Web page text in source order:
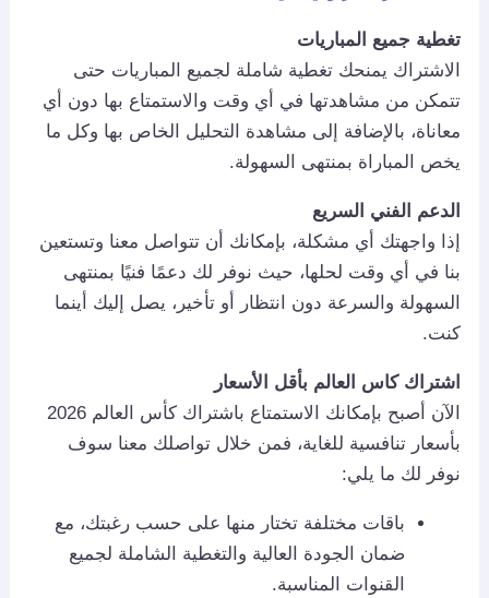
تغطية جميع المباريات
الاشتراك يمنحك تغطية شاملة لجميع المباريات حتى
تتمكن من مشاهدتها في أي وقت والاستمتاع بها دون أي
معاناة، بالإضافة إلى مشاهدة التحليل الخاص بها وكل ما
يخص المباراة بمنتهى السهولة.
الدعم الفني السريع
إذا واجهتك أي مشكلة، بإمكانك أن تتواصل معنا وتستعين
بنا في أي وقت لحلها، حيث نوفر لك دعمًا فنيًا بمنتهى
السهولة والسرعة دون انتظار أو تأخير، يصل إليك أينما
كنت.
اشتراك كاس العالم بأقل الأسعار
الآن أصبح بإمكانك الاستمتاع باشتراك كأس العالم 2026
بأسعار تنافسية للغاية، فمن خلال تواصلك معنا سوف
نوفر لك ما يلي:
باقات مختلفة تختار منها على حسب رغبتك، مع
ضمان الجودة العالية والتغطية الشاملة لجميع
القنوات المناسبة.